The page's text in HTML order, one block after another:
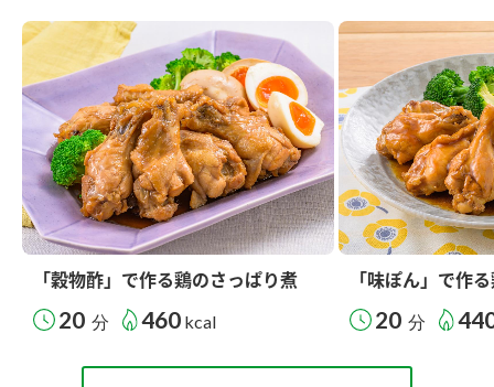
「穀物酢」で作る鶏のさっぱり煮
20 分 460 kcal
「味ぽん」で作
20 分